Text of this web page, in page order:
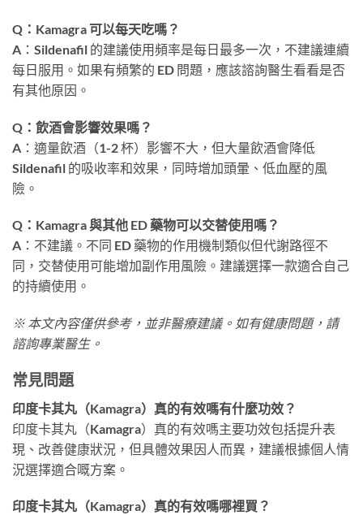
Q：Kamagra 可以每天吃嗎？
A：Sildenafil 的建議使用頻率是每日最多一次，不建議連續
每日服用。如果有頻繁的 ED 問題，應該諮詢醫生看看是否
有其他原因。
Q：飲酒會影響效果嗎？
A：適量飲酒（1-2 杯）影響不大，但大量飲酒會降低
Sildenafil 的吸收率和效果，同時增加頭暈、低血壓的風
險。
Q：Kamagra 與其他 ED 藥物可以交替使用嗎？
A：不建議。不同 ED 藥物的作用機制類似但代謝路徑不
同，交替使用可能增加副作用風險。建議選擇一款適合自己
的持續使用。
※ 本文內容僅供參考，並非醫療建議。如有健康問題，請
諮詢專業醫生。
常見問題
印度卡其丸（Kamagra）真的有效嗎有什麼功效？
印度卡其丸（Kamagra）真的有效嗎主要功效包括提升表
現、改善健康狀況，但具體效果因人而異，建議根據個人情
況選擇適合嘅方案。
印度卡其丸（Kamagra）真的有效嗎哪裡買？